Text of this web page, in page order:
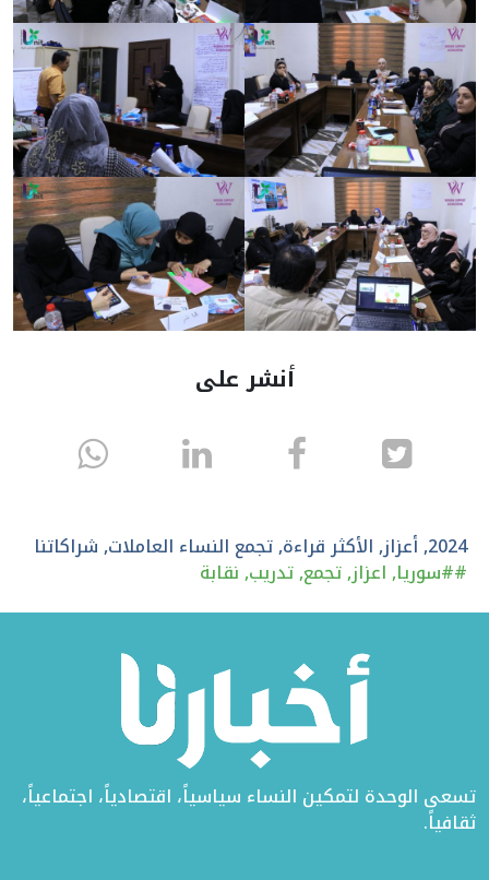
أنشر على
انشر
تويتر
انشر
الفيسبوك
انشر
لينكد
إن
2024
,أعزاز,الأكثر قراءة,تجمع النساء العاملات,شراكاتنا
##سوريا,اعزاز,تجمع,تدريب,نقابة
تسعى الوحدة لتمكين النساء سياسياً، اقتصادياً، اجتماعياً،
ثقافياً.